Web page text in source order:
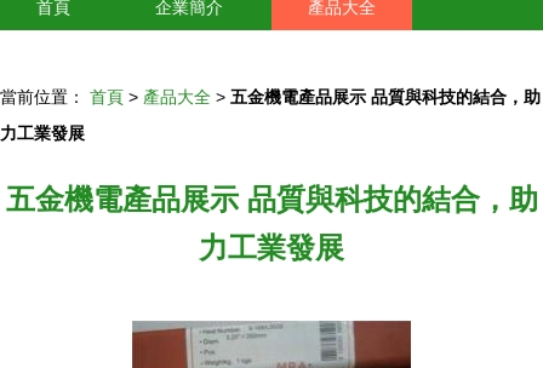
首頁 企業簡介 產品大全
當前位置： 首頁 > 產品大全 > 五金機電產品展示 品質與科技的結合，助
力工業發展
五金機電產品展示 品質與科技的結合，助
力工業發展